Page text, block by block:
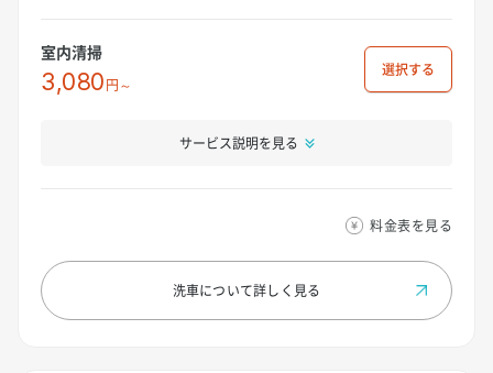
室内清掃
3,080円～
選択
サービス説明を見る
料金表を見る
洗車について詳しく見る